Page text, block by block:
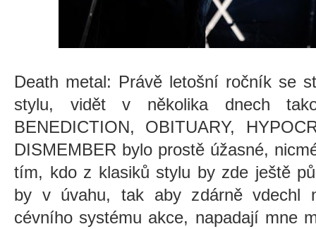
Death metal: Právě letošní ročník se
stylu, vidět v několika dnech
BENEDICTION, OBITUARY,
DISMEMBER bylo prostě úžasné,
tím, kdo z klasiků stylu by zde ještě
by v úvahu, tak aby zdárně vdechl
cévního systému akce, napadají mne